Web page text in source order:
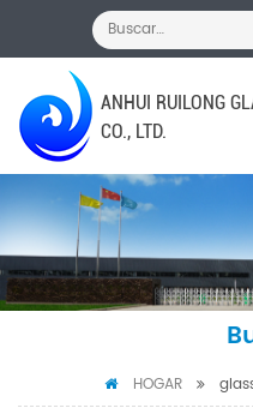
ANHUI RUILONG
CO., LTD.
HOGAR